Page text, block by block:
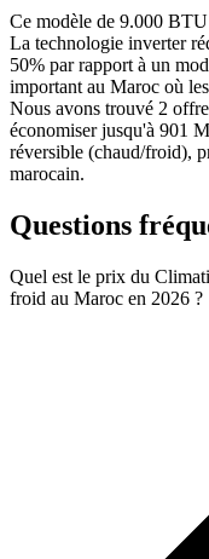
Ce modèle de 9.000 BTU
La technologie inverter
50% par rapport à un
important au Maroc où
Nous avons trouvé 2
économiser jusqu'à 901
réversible (chaud/froid),
marocain.
Questions
Quel est le prix du
froid au Maroc en 2026 ?